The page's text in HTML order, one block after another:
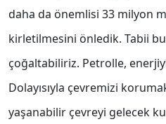
daha da önemlisi 33 milyon
kirletilmesini önledik. Tabii
çoğaltabiliriz. Petrolle,
Dolayısıyla çevremizi
yaşanabilir çevreyi gelecek